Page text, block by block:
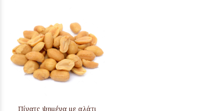
Πίνατς ψημένα με αλάτι